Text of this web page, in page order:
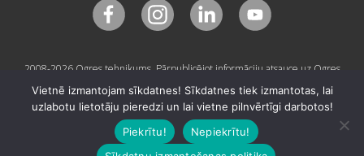
2008-2026 Ogres tehnikums. Pārpublicējot informāciju atsauce uz Ogres
Vietnē izmantojam sīkdatnes! Sīkdatnes tiek izmantotas, lai
uzlabotu lietotāju pieredzi un lai vietne pilnvērtīgi darbotos!
Piekrītu!
Nepiekrītu!